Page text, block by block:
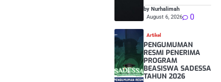
by Nurhalimah
August 6, 2026
0
Artikel
PENGUMUMAN
RESMI PENERIMA
PROGRAM
BEASISWA SADESSA
TAHUN 2026